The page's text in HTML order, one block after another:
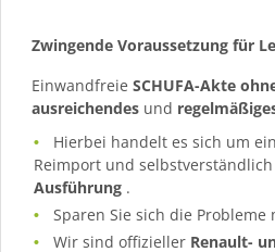
Zwingende Voraussetzung für
Einwandfreie SCHUFA-Akte
ausreichendes und
Hierbei handelt es sich um
Reimport und
Ausführung .
Sparen Sie sich die Probleme
Wir sind offizieller Renault-